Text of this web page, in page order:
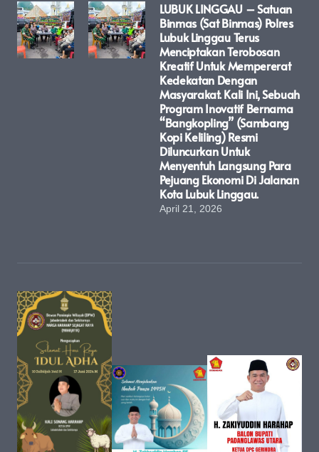
LUBUK LINGGAU – Satuan
Binmas (Sat Binmas) Polres
Lubuk Linggau Terus
Menciptakan Terobosan
Kreatif Untuk Mempererat
Kedekatan Dengan
Masyarakat. Kali Ini, Sebuah
Program Inovatif Bernama
“Bangkopling” (Sambang
Kopi Keliling) Resmi
Diluncurkan Untuk
Menyentuh Langsung Para
Pejuang Ekonomi Di Jalanan
Kota Lubuk Linggau.
April 21, 2026